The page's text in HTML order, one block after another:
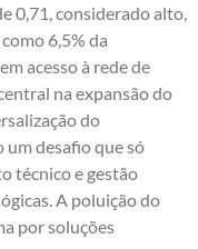
0,71, considerado alto,
6,5% da
acesso à rede de
na expansão do
do
desafio que só
técnico e gestão
A poluição do
por soluções